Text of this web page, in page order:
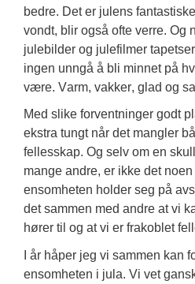
bedre. Det er julens
vondt, blir også ofte verre. Og
julebilder og julefilmer
ingen unngå å bli minnet på
være. Varm, vakker, glad og
Med slike forventninger godt
ekstra tungt når det mangler
fellesskap. Og selv om en
mange andre, er ikke det
ensomheten holder seg på
det sammen med andre at vi
hører til og at vi er frakoblet
I år håper jeg vi sammen kan
ensomheten i jula. Vi vet